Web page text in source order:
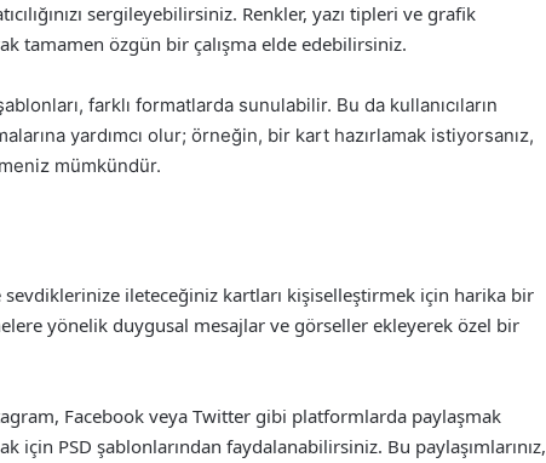
sergileyebilirsiniz. Renkler, yazı tipleri ve grafik
tamamen özgün bir çalışma elde edebilirsiniz.
farklı formatlarda sunulabilir. Bu da kullanıcıların
yardımcı olur; örneğin, bir kart hazırlamak istiyorsanız,
mümkündür.
sevdiklerinize ileteceğiniz kartları kişiselleştirmek için harika bir
yönelik duygusal mesajlar ve görseller ekleyerek özel bir
Facebook veya Twitter gibi platformlarda paylaşmak
için PSD şablonlarından faydalanabilirsiniz. Bu paylaşımlarınız,